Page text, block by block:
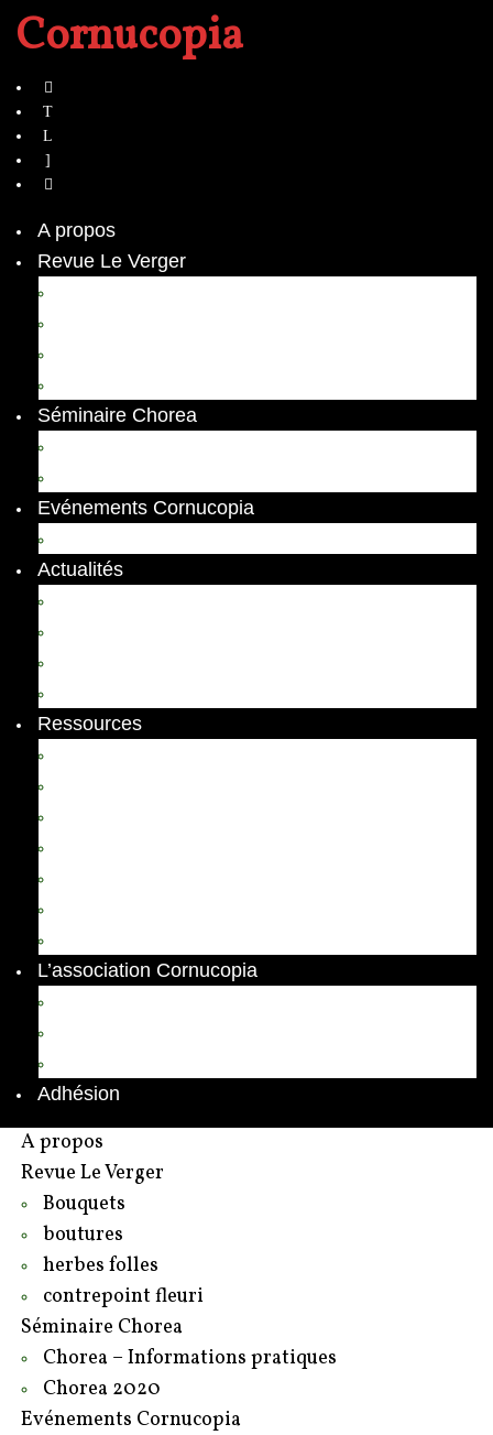
Cornucopia
A propos
Revue Le Verger
Séminaire Chorea
Evénements Cornucopia
Actualités
Ressources
L’association Cornucopia
Adhésion
A propos
Revue Le Verger
Bouquets
boutures
herbes folles
contrepoint fleuri
Séminaire Chorea
Chorea – Informations pratiques
Chorea 2020
Evénements Cornucopia